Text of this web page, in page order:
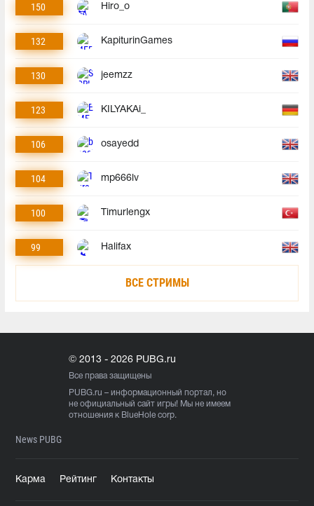
150 Hiro_o
132 KapiturinGames
130 jeemzz
123 KILYAKAi_
106 osayedd
104 mp666lv
100 Timurlengx
99 Halifax
ВСЕ СТРИМЫ
© 2013 - 2026 PUBG.ru
Все права защищены
PUBG.ru – информационный портал, но
не официальный сайт игры! Мы не имеем
отношения к BlueHole corp.
News PUBG
Карма Рейтинг Контакты